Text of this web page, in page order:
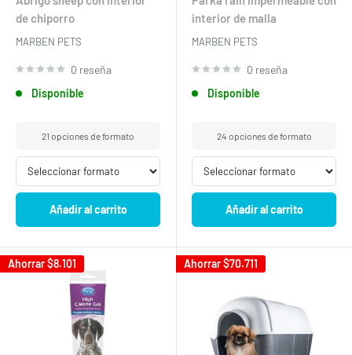
de chiporro
MARBEN PETS
0 reseña
Disponible
21 opciones de formato
Añadir al carrito
interior de malla
MARBEN PETS
0 reseña
Disponible
24 opciones de formato
Añadir al carrito
Ahorrar$8.101 Ahorrar$70.711